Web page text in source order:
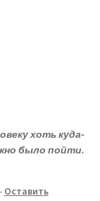
хоть куда-
было пойти.
Оставить